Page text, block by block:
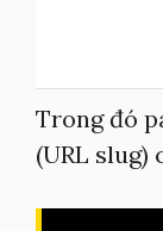
Trong đó
(URL slug)